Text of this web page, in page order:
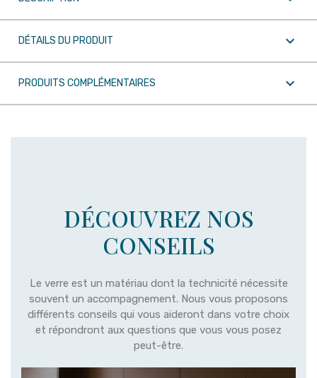
DÉTAILS DU PRODUIT 
PRODUITS COMPLÉMENTAIRES 
DÉCOUVREZ NOS
CONSEILS
Le verre est un matériau dont la technicité nécessite
souvent un accompagnement. Nous vous proposons
différents conseils qui vous aideront dans votre choix
et répondront aux questions que vous vous posez
peut-être.